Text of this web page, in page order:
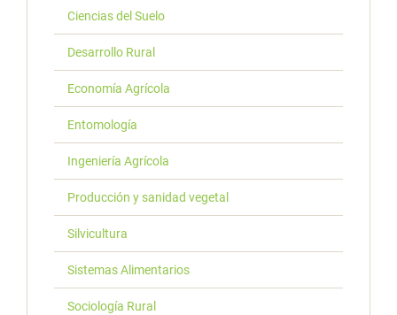
Ciencias del Suelo
Desarrollo Rural
Economía Agrícola
Entomología
Ingeniería Agrícola
Producción y sanidad vegetal
Silvicultura
Sistemas Alimentarios
Sociología Rural